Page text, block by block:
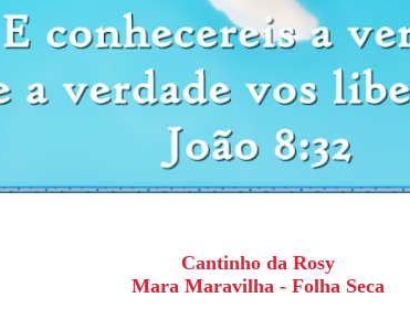
Cantinho da Rosy
Mara Maravilha - Folha Seca